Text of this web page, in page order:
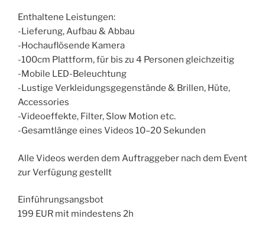
Enthaltene Leistungen:
-Lieferung, Aufbau & Abbau
-Hochauflösende Kamera
-100cm Plattform, für bis zu 4 Personen gleichzeitig
-Mobile LED-Beleuchtung
-Lustige Verkleidungsgegenstände & Brillen, Hüte,
Accessories
-Videoeffekte, Filter, Slow Motion etc.
-Gesamtlänge eines Videos 10–20 Sekunden
Alle Videos werden dem Auftraggeber nach dem Event
zur Verfügung gestellt
Einführungsangsbot
199 EUR mit mindestens 2h